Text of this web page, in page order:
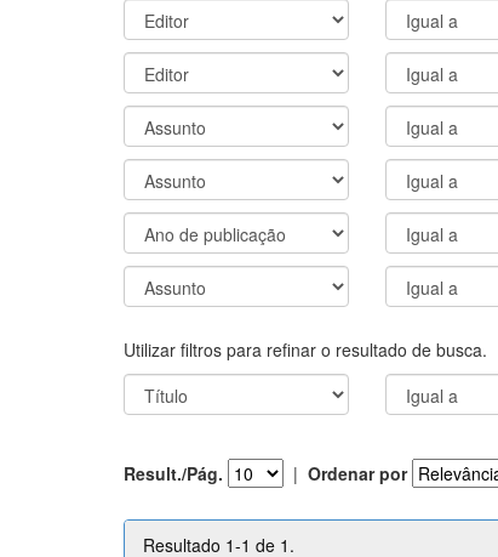
Utilizar filtros para refinar o resultado de busca.
Result./Pág. | Ordenar por
Resultado 1-1 de 1.